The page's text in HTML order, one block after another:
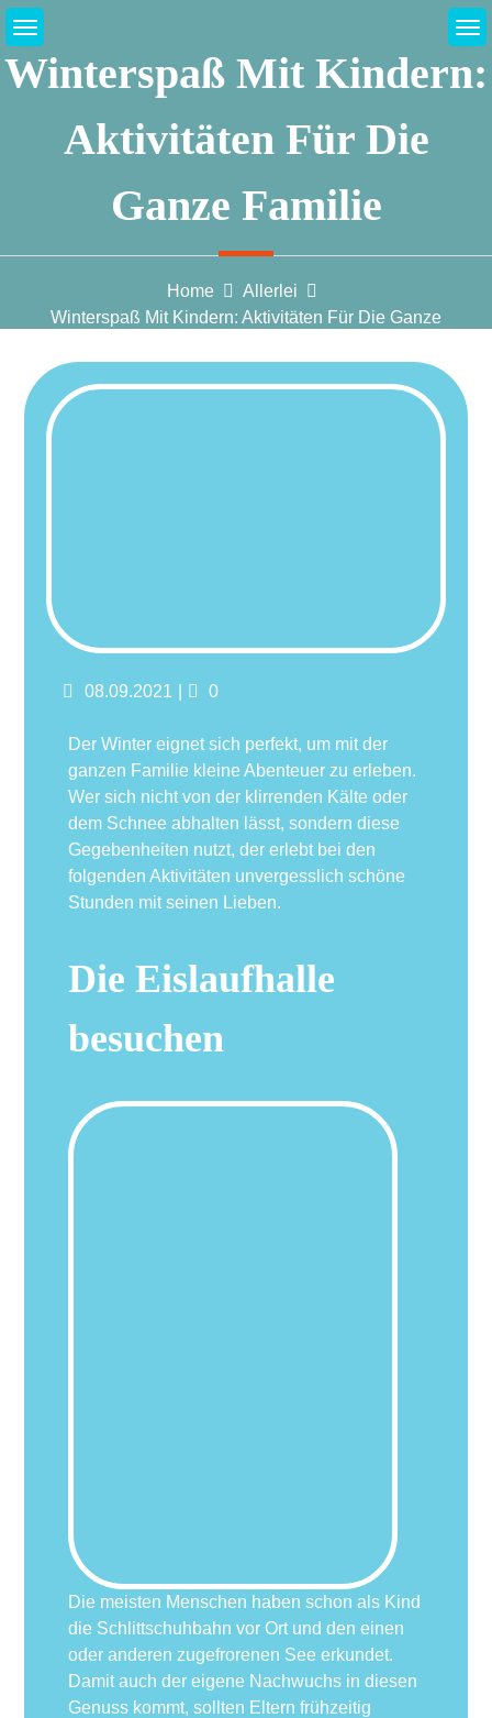
Skip
to
content
Winterspaß Mit Kindern:
Aktivitäten Für Die
Ganze Familie
Home
Allerlei
Winterspaß Mit Kindern: Aktivitäten Für Die Ganze
Posted
08.09.2021 Comments
0
Der Winter eignet sich perfekt, um mit der
ganzen Familie kleine Abenteuer zu erleben.
Wer sich nicht von der klirrenden Kälte oder
dem Schnee abhalten lässt, sondern diese
Gegebenheiten nutzt, der erlebt bei den
folgenden Aktivitäten unvergesslich schöne
Stunden mit seinen Lieben.
Die Eislaufhalle
besuchen
Die meisten Menschen haben schon als Kind
die Schlittschuhbahn vor Ort und den einen
oder anderen zugefrorenen See erkundet.
Damit auch der eigene Nachwuchs in diesen
Genuss kommt, sollten Eltern frühzeitig